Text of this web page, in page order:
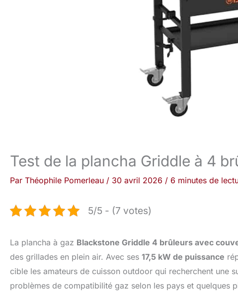
Test de la plancha Griddle à 4
Par Théophile Pomerleau / 30 avril 2026 / 6 minutes de
5/5 - (7 votes)
La plancha à gaz Blackstone Griddle 4 brûleurs avec
des grillades en plein air. Avec ses 17,5 kW de puissance
cible les amateurs de cuisson outdoor qui recherchent une
problèmes de compatibilité gaz selon les pays et quelques